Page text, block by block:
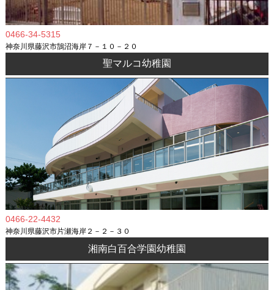
0466-34-5315
神奈川県藤沢市鵠沼海岸７－１０－２０
聖マルコ幼稚園
0466-22-4432
神奈川県藤沢市片瀬海岸２－２－３０
湘南白百合学園幼稚園